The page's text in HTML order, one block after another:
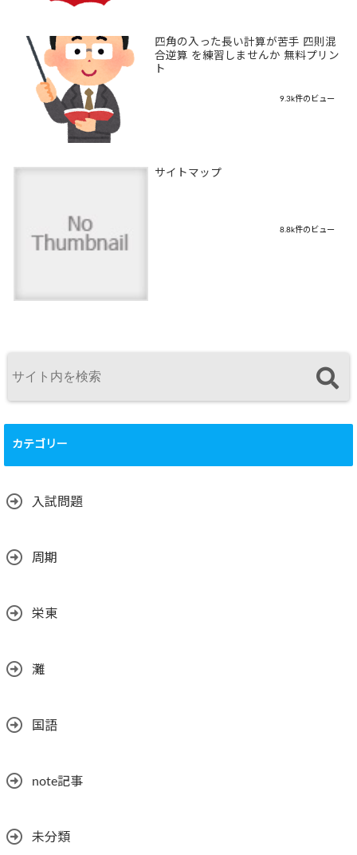
四角の入った長い計算が苦手 四則混
合逆算 を練習しませんか 無料プリン
ト
9.3k件のビュー
サイトマップ
8.8k件のビュー
カテゴリー
入試問題
周期
栄東
灘
国語
note記事
未分類